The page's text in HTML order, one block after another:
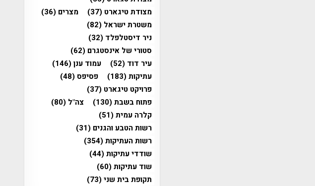
מצודת טיגארט (37) מצרים (36)
משטרת ישראל (82)
ניר דיסטלפלד (32)
סטורי של אינסטגרם (62)
עיר דוד (52) עמוד ענן(146)
עתיקות(183) פסיפס(48)
פרויקט טיגארט (37)
פתוח בשבת(130) צה"ל (80)
קלרה עמית(51)
רשות הטבע והגנים (31)
רשות העתיקות(354)
שודדי עתיקות(44)
שוד עתיקות(60)
תקופת בית שני(73)